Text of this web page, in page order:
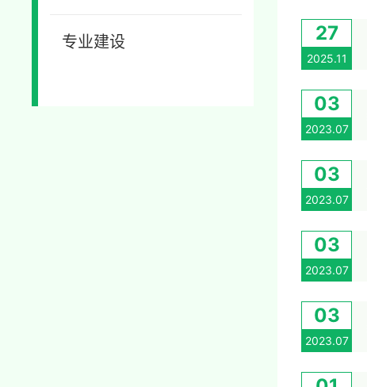
专业建设 27
2025.11
03
2023.07
03
2023.07
03
2023.07
03
2023.07